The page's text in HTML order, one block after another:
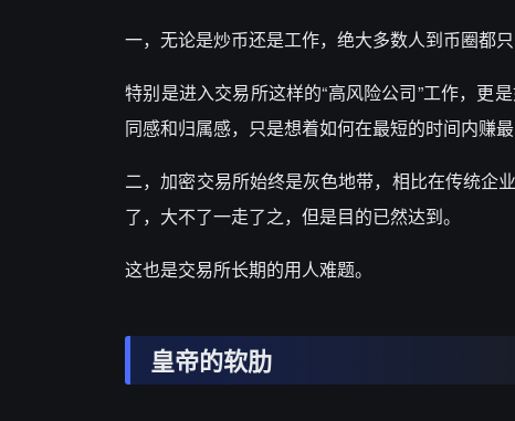
一，无论是炒币还是工作，绝大多数人到币圈都只
特别是进入交易所这样的“高风险公司”工作，更
同感和归属感，只是想着如何在最短的时间内赚最
二，加密交易所始终是灰色地带，相比在传统企
了，大不了一走了之，但是目的已然达到。
这也是交易所长期的用人难题。
皇帝的软肋